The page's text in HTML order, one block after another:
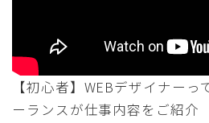
【初心者】WEBデザイナー
ーランスが仕事内容をご紹介